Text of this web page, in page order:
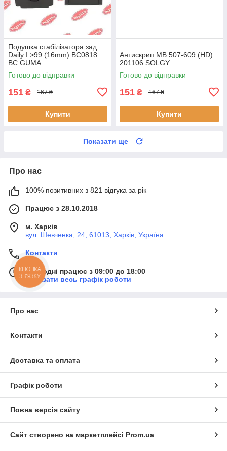
Подушка стабілізатора зад
Daily I >99 (16mm) BC0818
BC GUMA
Готово до відправки
151 ₴ 167 ₴
Купити
Антискрип MB 507-609 (HD)
201106 SOLGY
Готово до відправки
151 ₴ 167 ₴
Купити
Показати ще
Про нас
100% позитивних з 821 відгука за рік
Працює з 28.10.2018
м. Харків
вул. Шевченка, 24, 61013, Харків, Україна
Контакти
Сьогодні працює з 09:00 до 18:00
Показати весь графік роботи
Про нас
Контакти
Доставка та оплата
Графік роботи
Повна версія сайту
Сайт створено на маркетплейсі Prom.ua
КНОПКА
ЗВ'ЯЗКУ